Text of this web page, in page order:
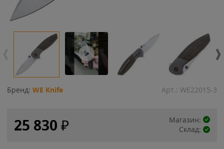
Бренд: WE Knife Арт.: WE22015-3
25 830 ₽
Магазин:
Склад: